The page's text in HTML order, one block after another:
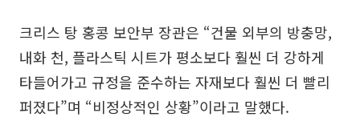
크리스 탕 홍콩 보안부 장관은 “건물 외부의 방충망,
내화 천, 플라스틱 시트가 평소보다 훨씬 더 강하게
타들어가고 규정을 준수하는 자재보다 훨씬 더 빨리
퍼졌다”며 “비정상적인 상황”이라고 말했다.